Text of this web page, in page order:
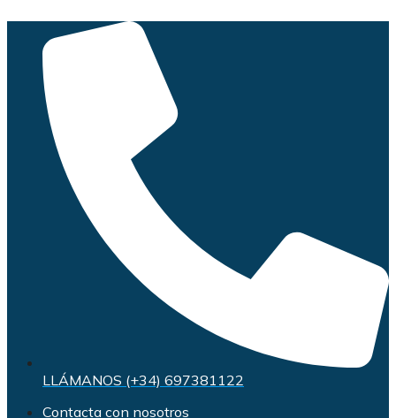
contenido
LLÁMANOS (+34) 697381122
Contacta con nosotros